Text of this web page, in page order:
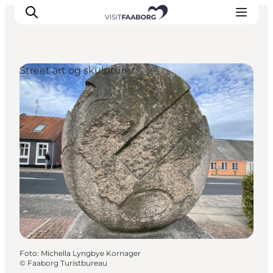
Overnatning
Spisesteder
Oplevelser
Øhop
Outdoor
Det sker
Street art og skulpturer
Foto: Michella Lyngbye Kornager
© Faaborg Turistbureau